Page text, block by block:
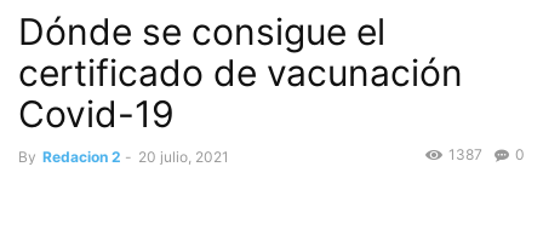
Dónde se consigue el
certificado de vacunación
Covid-19
By Redacion 2 - 20 julio, 2021 0
1387